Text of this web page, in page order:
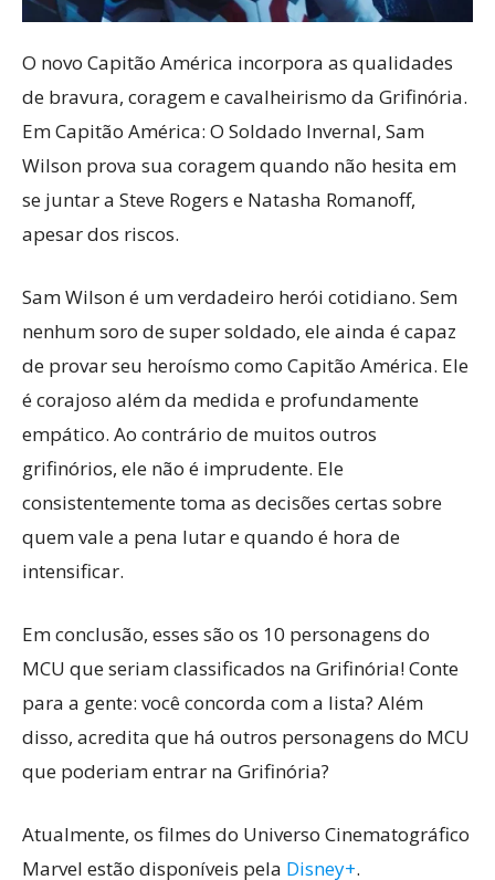
O novo Capitão América incorpora as qualidades
de bravura, coragem e cavalheirismo da Grifinória.
Em Capitão América: O Soldado Invernal, Sam
Wilson prova sua coragem quando não hesita em
se juntar a Steve Rogers e Natasha Romanoff,
apesar dos riscos.
Sam Wilson é um verdadeiro herói cotidiano. Sem
nenhum soro de super soldado, ele ainda é capaz
de provar seu heroísmo como Capitão América. Ele
é corajoso além da medida e profundamente
empático. Ao contrário de muitos outros
grifinórios, ele não é imprudente. Ele
consistentemente toma as decisões certas sobre
quem vale a pena lutar e quando é hora de
intensificar.
Em conclusão, esses são os 10 personagens do
MCU que seriam classificados na Grifinória! Conte
para a gente: você concorda com a lista? Além
disso, acredita que há outros personagens do MCU
que poderiam entrar na Grifinória?
Atualmente, os filmes do Universo Cinematográfico
Marvel estão disponíveis pela Disney+.